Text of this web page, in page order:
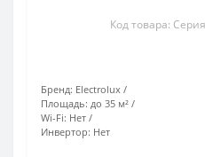
Код товара:
Бренд: Electrolux
Площадь: до 35 м²
Wi-Fi: Нет
Инвертор: Нет